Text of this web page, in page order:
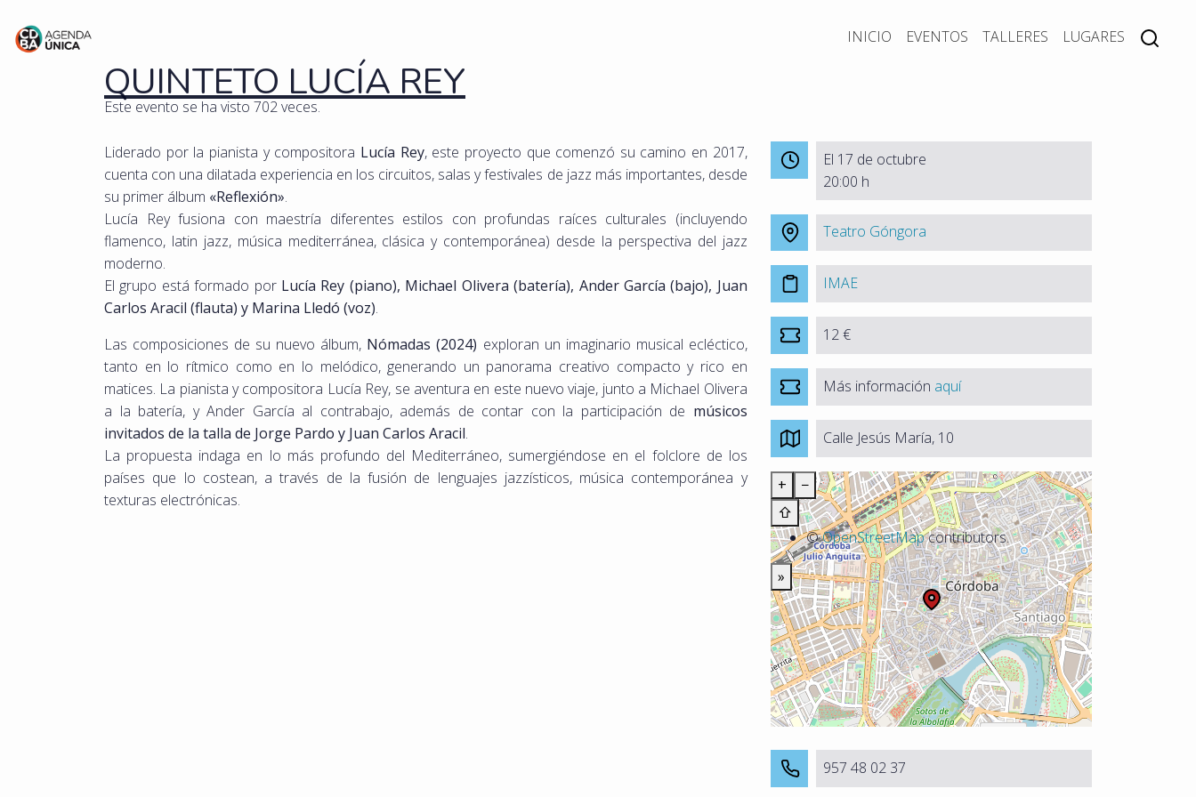
INICIO EVENTOS TALLERES LUGARES
QUINTETO LUCÍA REY
Este evento se ha visto 702 veces.
Liderado por la pianista y compositora Lucía Rey, este proyecto que comenzó su camino en 2017,
cuenta con una dilatada experiencia en los circuitos, salas y festivales de jazz más importantes, desde
su primer álbum «Reflexión».
Lucía Rey fusiona con maestría diferentes estilos con profundas raíces culturales (incluyendo
flamenco, latin jazz, música mediterránea, clásica y contemporánea) desde la perspectiva del jazz
moderno.
El grupo está formado por Lucía Rey (piano), Michael Olivera (batería), Ander García (bajo), Juan
Carlos Aracil (flauta) y Marina Lledó (voz).
Las composiciones de su nuevo álbum, Nómadas (2024) exploran un imaginario musical ecléctico,
tanto en lo rítmico como en lo melódico, generando un panorama creativo compacto y rico en
matices. La pianista y compositora Lucía Rey, se aventura en este nuevo viaje, junto a Michael Olivera
a la batería, y Ander García al contrabajo, además de contar con la participación de músicos
invitados de la talla de Jorge Pardo y Juan Carlos Aracil.
La propuesta indaga en lo más profundo del Mediterráneo, sumergiéndose en el folclore de los
países que lo costean, a través de la fusión de lenguajes jazzísticos, música contemporánea y
texturas electrónicas.
El 17 de octubre
20:00 h
Teatro Góngora
IMAE
12 €
Más información aquí
Calle Jesús María, 10
+
−
⇧
©OpenStreetMapcontributors.
»
957 48 02 37